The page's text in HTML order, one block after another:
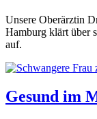
Unsere Oberärztin
Hamburg klärt über
auf.
Gesund im